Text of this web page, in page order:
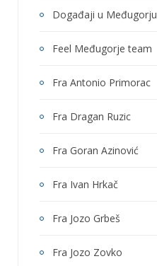
Događaji u Međugorju
Feel Međugorje team
Fra Antonio Primorac
Fra Dragan Ruzic
Fra Goran Azinović
Fra Ivan Hrkač
Fra Jozo Grbeš
Fra Jozo Zovko